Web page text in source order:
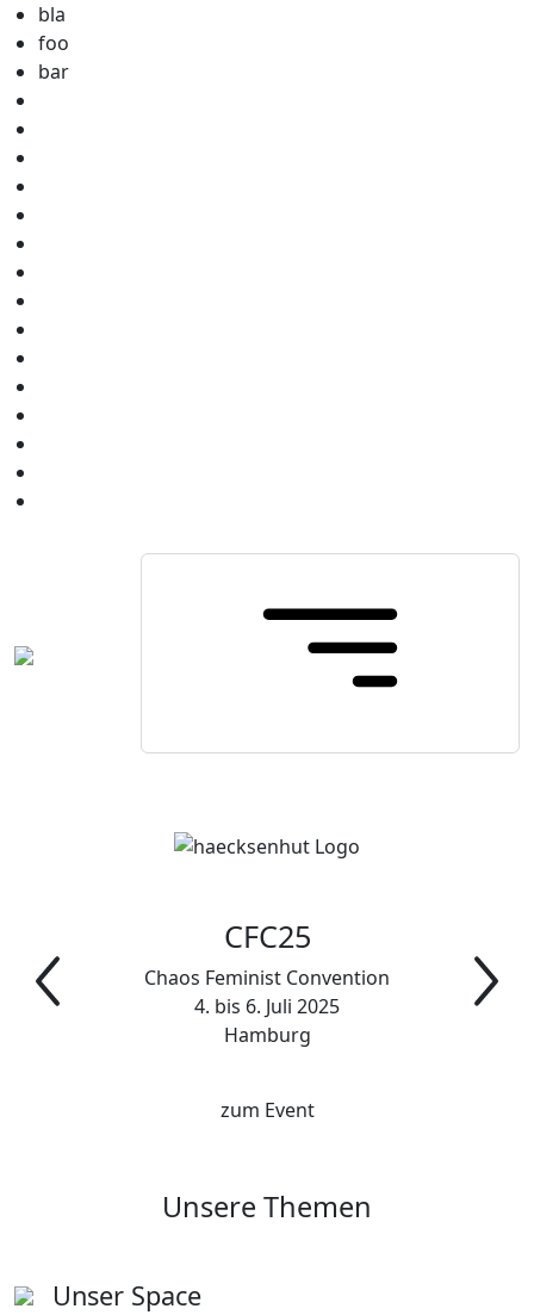
bla
foo
bar
CFC25
Chaos Feminist Convention
4. bis 6. Juli 2025
Hamburg
zum Event
Unsere Themen
Unser Space